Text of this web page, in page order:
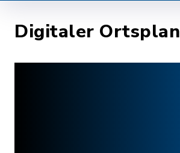
Digitaler Ortsplan